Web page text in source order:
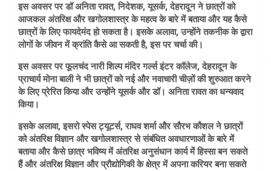
इस अवसर पर डॉ अनिता रावत, निदेशक, यूसर्क, देहरादून ने छात्रों को
आजकल अंतरिक्ष और खगोलशास्त्र के महत्व के बारे में बताया और यह कैसे
छात्रों के लिए फायदेमंद हो सकता है। इसके अलावा, उन्होंने तकनीक के द्वारा
लोगों के जीवन में क्रांति कैसे आ सकती है, इस पर चर्चा की।
इस अवसर पर फूलचंद नारी शिल्प मंदिर गर्ल्स इंटर कॉलेज, देहरादून के
प्राचार्य मोना बाली ने भी छात्रों को नई और नवाचारी चीज़ों की शुरुआत करने
के लिए प्रेरित किया और उन्होंने यूसर्क और डॉ। अनिता रावत का धन्यवाद
किया।
इसके अलावा, इसरो स्पेस ट्यूटर्स, राघव शर्मा और सौरभ कौशल ने छात्रों
को अंतरिक्ष विज्ञान और खगोलशास्त्र से संबंधित अवधारणाओं के बारे में
बताया और कैसे छात्र भविष्य में अंतरिक्ष अनुसंधान कार्य में हिस्सा बन सकते
हैं और अंतरिक्ष विज्ञान और प्रौद्योगिकी के क्षेत्र में अपना करियर बना सकते